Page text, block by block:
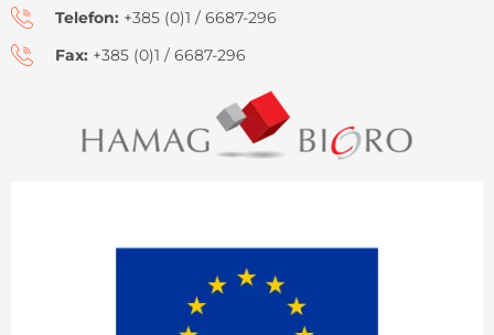
Telefon: +385 (0)1 / 6687-296
Fax: +385 (0)1 / 6687-296